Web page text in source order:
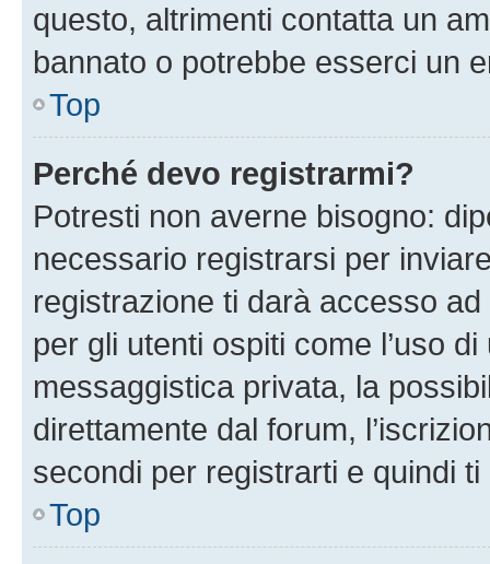
questo, altrimenti contatta un
bannato o potrebbe esserci un
Top
Perché devo registrarmi?
Potresti non averne bisogno:
necessario registrarsi per
registrazione ti darà accesso
per gli utenti ospiti come l’uso
messaggistica privata, la
direttamente dal forum,
secondi per registrarti e quindi
Top